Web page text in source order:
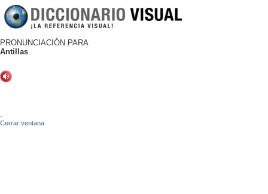
PRONUNCIACIÓN PARA
Antillas
-
Cerrar ventana